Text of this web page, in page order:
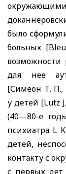
было
больных
возможности
для нее
[Симеон Т. П.,
у детей [Lutz J
(40—80-е
психиатра L
детей,
контакту с
с первых лет